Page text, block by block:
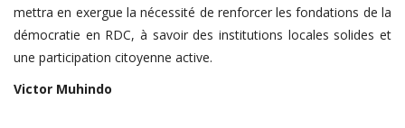
mettra en exergue la nécessité de renforcer les fondations de la
démocratie en RDC, à savoir des institutions locales solides et
une participation citoyenne active.
Victor Muhindo